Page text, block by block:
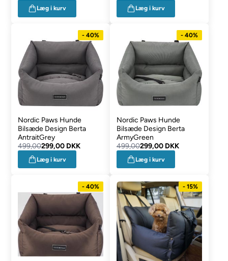
Læg i kurv Læg i kurv
- 40%
Nordic Paws Hunde
Bilsæde Design Berta
AntraitGrey
499,00299,00 DKK
Læg i kurv
- 40%
Nordic Paws Hunde
Bilsæde Design Berta
ArmyGreen
499,00299,00 DKK
Læg i kurv
- 40% - 15%